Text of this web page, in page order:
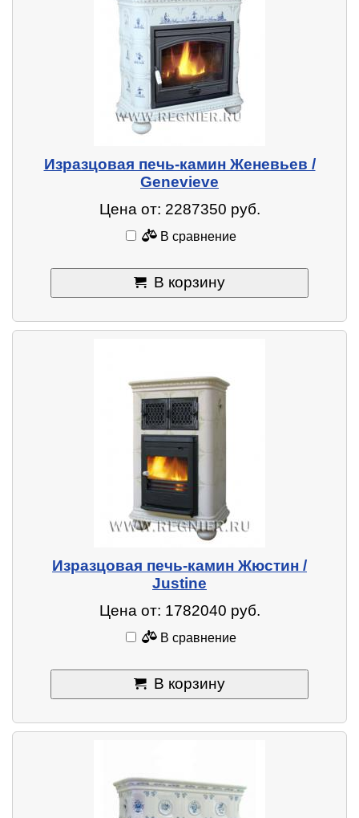
Изразцовая печь-камин Женевьев /
Genevieve
Цена от: 2287350 руб.
В сравнение
В корзину
Изразцовая печь-камин Жюстин /
Justine
Цена от: 1782040 руб.
В сравнение
В корзину